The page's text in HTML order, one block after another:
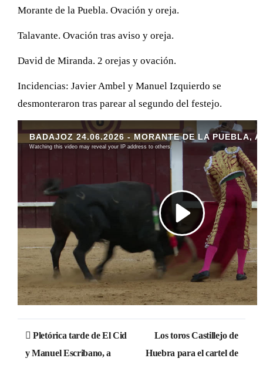
Morante de la Puebla. Ovación y oreja.
Talavante. Ovación tras aviso y oreja.
David de Miranda. 2 orejas y ovación.
Incidencias: Javier Ambel y Manuel Izquierdo se
desmonteraron tras parear al segundo del festejo.
Navegación
de
Pletórica tarde de El Cid
y Manuel Escribano, a
Los toros Castillejo de
Huebra para el cartel de